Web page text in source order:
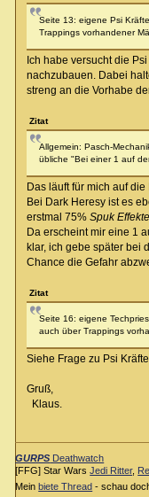
Seite 13: eigene Psi
Trappings vorhandener
Ich habe versucht die
nachzubauen. Dabei
streng an die Vorhabe
Zitat
Allgemein: Pasch-
übliche "Bei einer 1 auf
Das läuft für mich auf
Bei Dark Heresy ist es
erstmal 75% Spuk Effekte
Da erscheint mir eine 1
klar, ich gebe später bei
Chance die Gefahr
Zitat
Seite 16: eigene
auch über Trappings
Siehe Frage zu Psi
Gruß,
Klaus.
GURPS Deathwatch
[FFG] Star WarsJedi Ritter,
Mein biete Thread - schau